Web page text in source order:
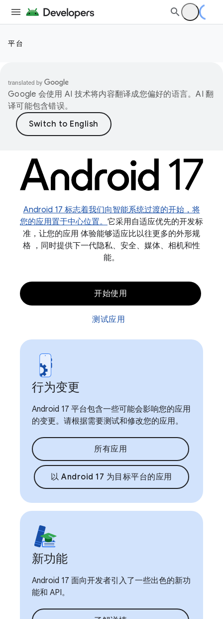
平台
Google 会使用 AI 技术将内容翻译成您偏好的语言。AI 翻
译可能包含错误。
Android 17 标志着我们向智能系统过渡的开始，将
您的应用置于中心位置。 它采用自适应优先的开发标
准，让您的应用 体验能够适应比以往更多的外形规
格 ，同时提供下一代隐私、安全、媒体、相机和性
能。
开始使用
测试应用
行为变更
Android 17 平台包含一些可能会影响您的应用
的变更。请根据需要测试和修改您的应用。
所有应用
以 Android 17 为目标平台的应用
新功能
Android 17 面向开发者引入了一些出色的新功
能和 API。